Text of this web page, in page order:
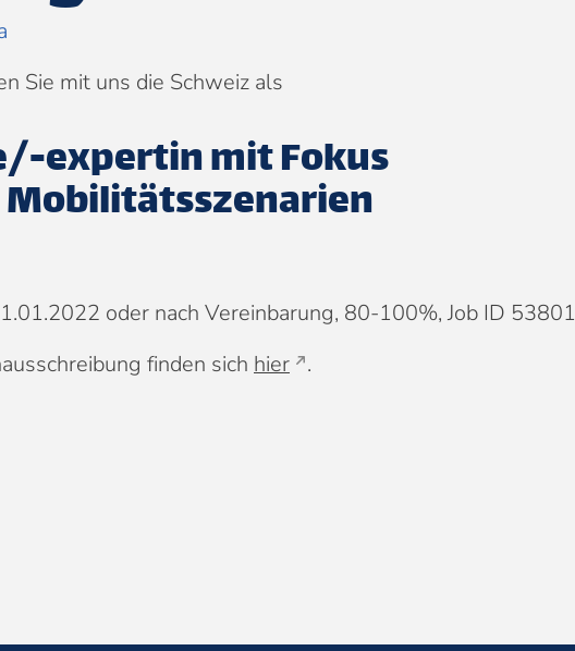
Sie mit uns die Schweiz als
expertin mit Fokus
oder nach Vereinbarung, 80-100%, Job ID 53801
finden sich hier .